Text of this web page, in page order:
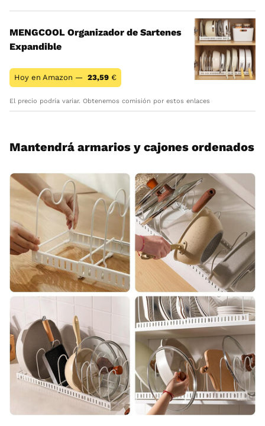
MENGCOOL Organizador de Sartenes
Expandible
Hoy en Amazon — 23,59 €
El precio podría variar. Obtenemos comisión por estos enlaces
Mantendrá armarios y cajones ordenados